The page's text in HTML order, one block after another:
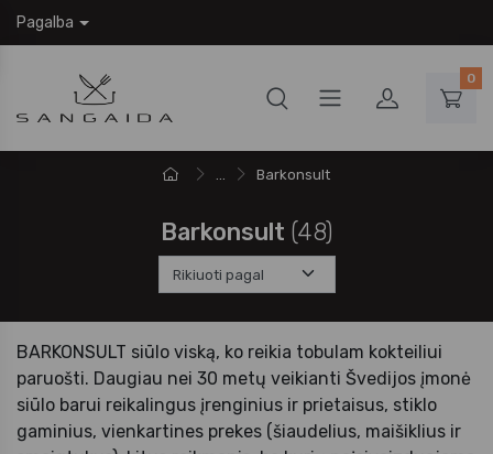
Pagalba
0
... Barkonsult
Barkonsult (48)
BARKONSULT siūlo viską, ko reikia tobulam kokteiliui
paruošti. Daugiau nei 30 metų veikianti Švedijos įmonė
siūlo barui reikalingus įrenginius ir prietaisus, stiklo
gaminius, vienkartines prekes (šiaudelius, maišiklius ir